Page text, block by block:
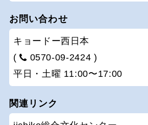
お問い合わせ
キョードー西日本
(
0570-09-2424 )
平日・土曜 11:00〜17:00
関連リンク